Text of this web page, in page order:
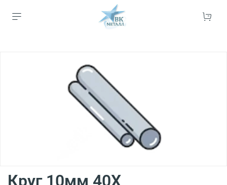
Круг 10мм 40Х